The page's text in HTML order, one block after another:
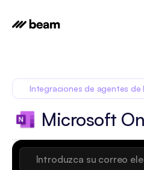
Integraciones de agentes de
Microsoft